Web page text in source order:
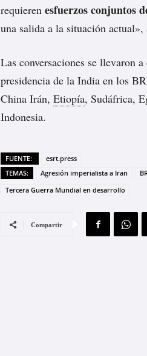
requieren esfuerzos conjuntos
una salida a la situación actual»,
Las conversaciones se llevaron
presidencia de la India en los
China Irán, Etiopía, Sudáfrica,
Indonesia.
FUENTE:
esrt.press
TEMAS:
Agresión imperialista a Iran
Tercera Guerra Mundial en desarrollo
Compartir